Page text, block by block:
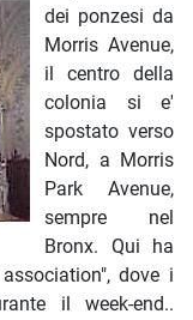
dei ponzesi da
Morris Avenue,
il centro della
colonia si e'
spostato verso
Nord, a Morris
Park Avenue,
sempre nel
Bronx. Qui ha
dove i
il week-end..